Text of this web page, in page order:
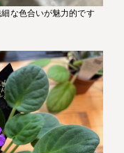
な色合いが魅力的です